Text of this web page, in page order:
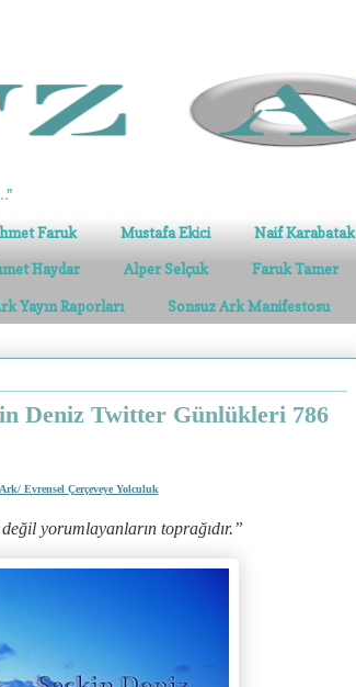
Faruk Mustafa Ekici Naif Karabatak
Haydar Alper Selçuk Faruk Tamer
Yayın Raporları Sonsuz Ark Manifestosu
Deniz Twitter Günlükleri 786
Evrensel Çerçeveye Yolculuk
yorumlayanların toprağıdır.”